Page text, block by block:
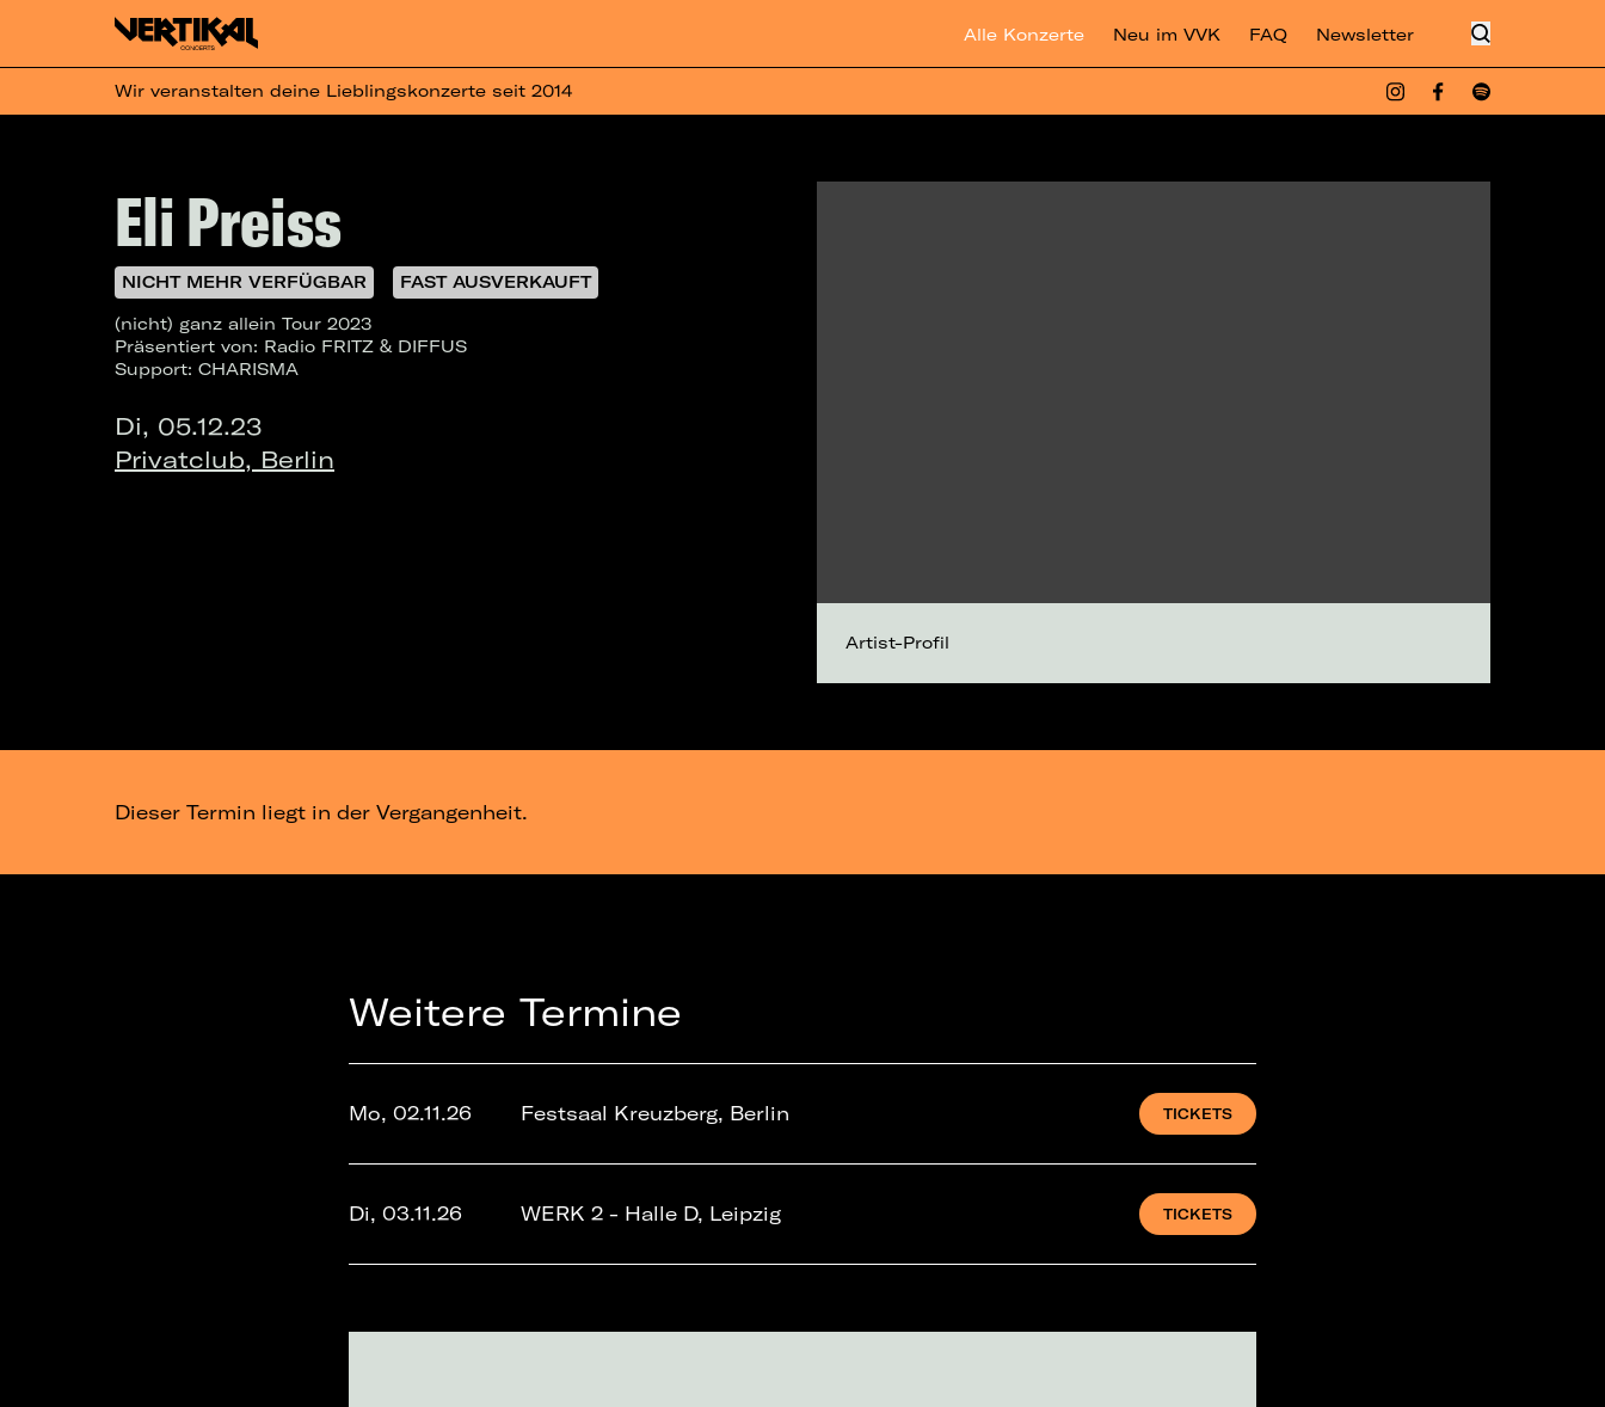
Alle Konzerte Neu im VVK FAQ Newsletter
Wir veranstalten deine Lieblingskonzerte seit 2014
Eli Preiss
NICHT MEHR VERFÜGBAR
FAST AUSVERKAUFT
(nicht) ganz allein Tour 2023
Präsentiert von: Radio FRITZ & DIFFUS
Support: CHARISMA
Di, 05.12.23
Privatclub, Berlin
Artist-Profil
Dieser Termin liegt in der Vergangenheit.
Weitere Termine
Mo, 02.11.26 Festsaal Kreuzberg, Berlin TICKETS
Di, 03.11.26 WERK 2 - Halle D, Leipzig TICKETS